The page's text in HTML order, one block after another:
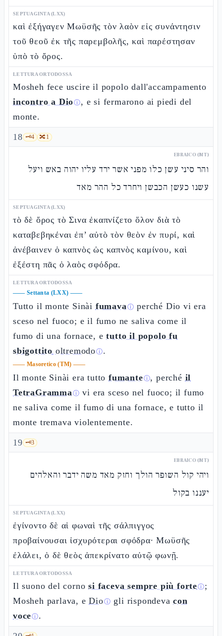
SEPTUAGINTA (LXX)
καὶ ἐξήγαγεν Μωϋσῆς τὸν λαὸν εἰς συνάντησιν
τοῦ θεοῦ ἐκ τῆς παρεμβολῆς, καὶ παρέστησαν
ὑπὸ τὸ ὄρος.
LETTURA ORTODOSSA
Mosheh fece uscire il popolo dall'accampamento
incontro a Dioⓘ, e si fermarono ai piedi del
monte.
18 🗝️4 🔀1
EBRAICO (MT)
והר סיני עשן כלו מפני אשר ירד עליו יהוה באש ויעל
עשנו כעשן הכבשן ויחרד כל ההר מאד
SEPTUAGINTA (LXX)
τὸ δὲ ὄρος τὸ Σινα ἐκαπνίζετο ὅλον διὰ τὸ
καταβεβηκέναι ἐπ’ αὐτὸ τὸν θεὸν ἐν πυρί, καὶ
ἀνέβαινεν ὁ καπνὸς ὡς καπνὸς καμίνου, καὶ
ἐξέστη πᾶς ὁ λαὸς σφόδρα.
LETTURA ORTODOSSA
—— Settanta (LXX) ——
Tutto il monte Sinài fumavaⓘ perché Dio vi era
sceso nel fuoco; e il fumo ne saliva come il
fumo di una fornace, etutto il popolo fu
sbigottito oltremodoⓘ.
—— Masoretico (TM) ——
Il monte Sinài era tutto fumanteⓘ, perché il
TetraGrammaⓘ vi era sceso nel fuoco; il fumo
ne saliva come il fumo di una fornace, e tutto il
monte tremava violentemente.
19 🗝️3
EBRAICO (MT)
ויהי קול השופר הולך וחזק מאד משה ידבר והאלהים
יעננו בקול
SEPTUAGINTA (LXX)
ἐγίνοντο δὲ αἱ φωναὶ τῆς σάλπιγγος
προβαίνουσαι ἰσχυρότεραι σφόδρα· Μωϋσῆς
ἐλάλει, ὁ δὲ θεὸς ἀπεκρίνατο αὐτῷ φωνῇ.
LETTURA ORTODOSSA
Il suono del cornosi faceva sempre più forteⓘ;
Mosheh parlava, eDioⓘ gli rispondevacon
voceⓘ.